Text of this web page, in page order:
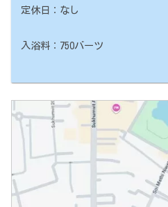
定休日：なし
入浴料：750バーツ